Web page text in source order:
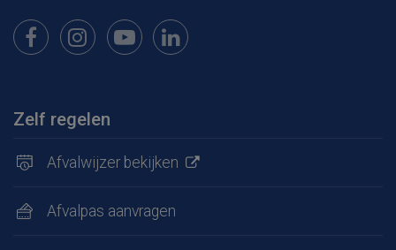
Bekijk onze pagina op Facebook
Bekijk onze pagina op Instagram
Bekijk onze pagina op Youtube
Bekijk onze pagina op LinkedIn
Zelf regelen
Afvalwijzer bekijken
Afvalpas aanvragen